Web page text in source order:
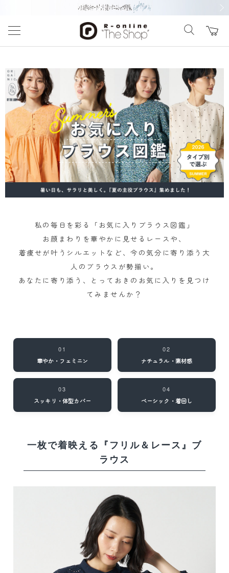
私の毎日を彩る「お気に入りブラウス図鑑」
お顔まわりを華やかに見せるレースや、
着痩せが叶うシルエットなど、今の気分に寄り添う大
人のブラウスが勢揃い。
あなたに寄り添う、とっておきのお気に入りを見つけ
てみませんか？
01
華やか・フェミニン
02
ナチュラル・素材感
03
スッキリ・体型カバー
04
ベーシック・着回し
一枚で着映える 『フリル＆レース』ブ
ラウス